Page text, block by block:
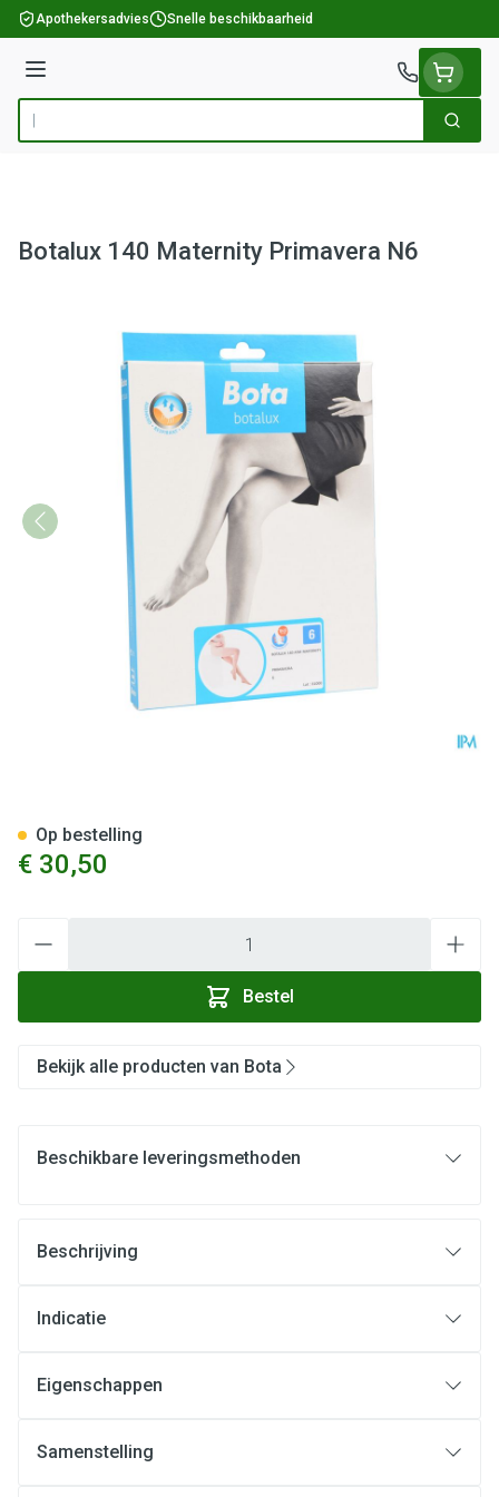
Ga naar de inhoud
Apothekersadvies Snelle beschikbaarheid
Menu
Product, merk, categorie... Zoek
Botalux 140 Maternity Primavera N6
€ 30,50
Bestel
Op bestelling
Bekijk alle producten van Bota
Beschikbare leveringsmethoden
Beschrijving
Indicatie
Eigenschappen
Samenstelling